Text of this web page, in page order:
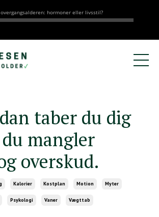
taber du dig
mangler
overskud.
Kalorier Kostplan Motion Myter
Psykologi Vaner Vægttab